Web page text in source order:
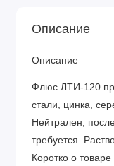
Описание
Описание
Флюс ЛТИ-120
стали, цинка,
Нейтрален,
требуется.
Коротко о товаре